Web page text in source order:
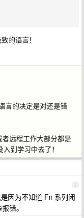
的语言！
言的决定是对还是错
远程工作大部分都是
到学习中去了！
1
因为不知道 Fn 系列闭
错。